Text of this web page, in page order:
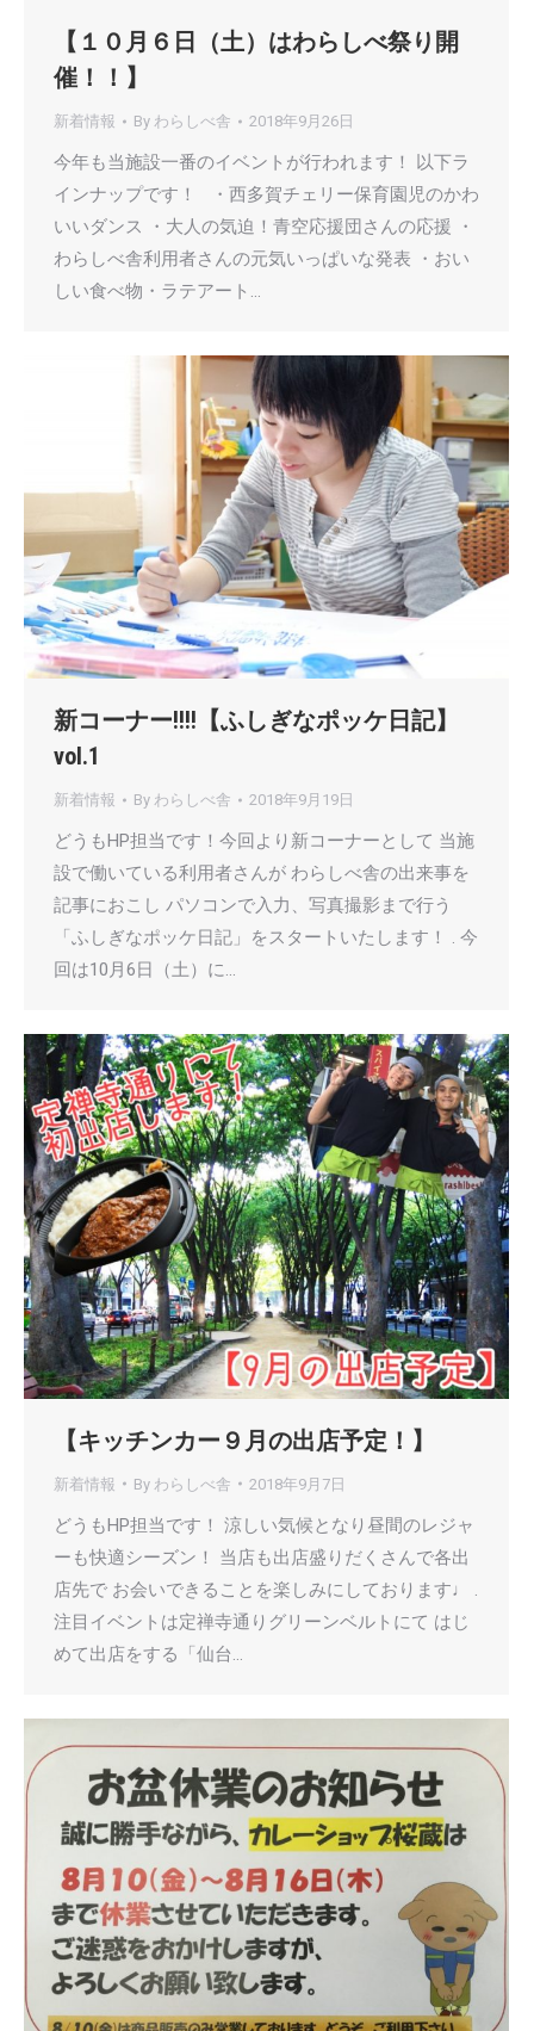
【１０月６日（土）はわらしべ祭り開
催！！】
新着情報 By わらしべ舎 2018年9月26日
今年も当施設一番のイベントが行われます！ 以下ラ
インナップです！ ・西多賀チェリー保育園児のかわ
いいダンス ・大人の気迫！青空応援団さんの応援 ・
わらしべ舎利用者さんの元気いっぱいな発表 ・おい
しい食べ物・ラテアート…
新コーナー!!!!【ふしぎなポッケ日記】
vol.1
新着情報 By わらしべ舎 2018年9月19日
どうもHP担当です！今回より新コーナーとして 当施
設で働いている利用者さんが わらしべ舎の出来事を
記事におこし パソコンで入力、写真撮影まで行う
「ふしぎなポッケ日記」をスタートいたします！ . 今
回は10月6日（土）に…
【キッチンカー９月の出店予定！】
新着情報 By わらしべ舎 2018年9月7日
どうもHP担当です！ 涼しい気候となり昼間のレジャ
ーも快適シーズン！ 当店も出店盛りだくさんで各出
店先で お会いできることを楽しみにしております♩ .
注目イベントは定禅寺通りグリーンベルトにて はじ
めて出店をする「仙台…